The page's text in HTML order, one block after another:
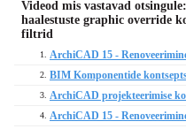
Videod mis vastavad
haalestuste graphic override
filtrid
1. ArchiCAD 15 -
2. BIM Komponentide
3. ArchiCAD projekteerimise
4. ArchiCAD 15 -